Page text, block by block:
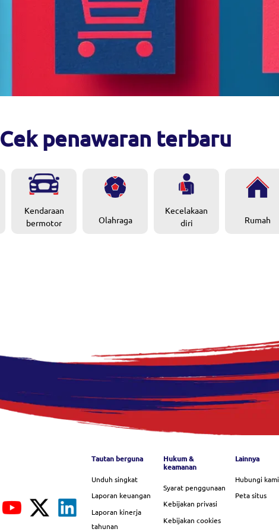
Cek penawaran terbaru
Kendaraan
bermotor
Olahraga
Kecelakaan
diri
Rumah
Footer menu
Tautan berguna
Unduh singkat
Laporan keuangan
Laporan kinerja
tahunan
Hukum &
keamanan
Syarat penggunaan
Kebijakan privasi
Kebijakan cookies
Lainnya
Hubungi kami
Peta situs